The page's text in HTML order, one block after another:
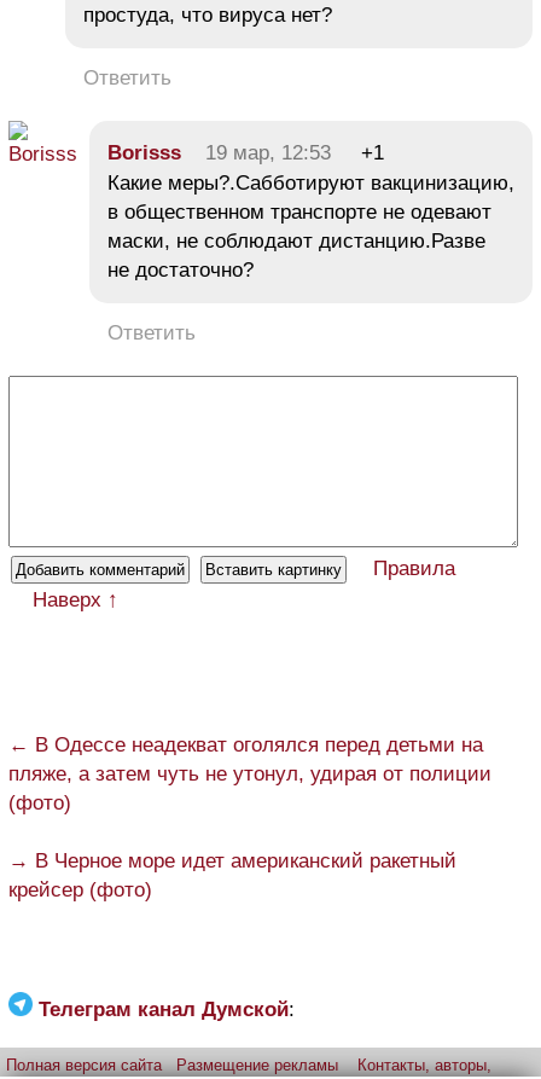
простуда, что вируса нет?
Ответить
Borisss 19 мар, 12:53
+1
Какие меры?.Сабботируют вакцинизацию,
в общественном транспорте не одевают
маски, не соблюдают дистанцию.Разве
не достаточно?
Ответить
Правила
Наверх ↑
← В Одессе неадекват оголялся перед детьми на
пляже, а затем чуть не утонул, удирая от полиции
(фото)
→ В Черное море идет американский ракетный
крейсер (фото)
Телеграм канал Думской:
Полная версия сайта Размещение рекламы Контакты, авторы,